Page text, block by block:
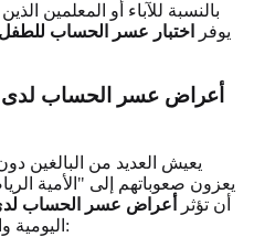
بالنسبة للآباء أو المعلمين
يوفر
اختبار عسر الحساب للطفل
أعراض عسر الحساب لدى
يعيش العديد من البالغين
يعزون صعوباتهم إلى "الأمية
أن تؤثر
أعراض عسر الحساب لدى
اليومية والطموحات المهنية. قد تشمل هذه: